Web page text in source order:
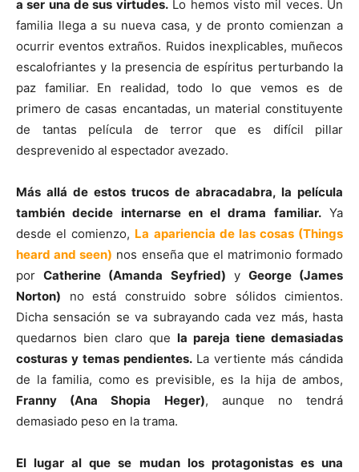
a ser una de sus virtudes.Lo hemos visto mil veces. Un
familia llega a su nueva casa, y de pronto comienzan a
ocurrir eventos extraños. Ruidos inexplicables, muñecos
escalofriantes y la presencia de espíritus perturbando la
paz familiar. En realidad, todo lo que vemos es de
primero de casas encantadas, un material constituyente
de tantas película de terror que es difícil pillar
desprevenido al espectador avezado.
Más allá de estos trucos de abracadabra, la película
también decide internarse en el drama familiar.Ya
desde el comienzo, La apariencia de las cosas (Things
heard and seen) nos enseña que el matrimonio formado
porCatherine (Amanda Seyfried) y George (James
Norton) no está construido sobre sólidos cimientos.
Dicha sensación se va subrayando cada vez más, hasta
quedarnos bien claro que la pareja tiene demasiadas
costuras y temas pendientes.La vertiente más cándida
de la familia, como es previsible, es la hija de ambos,
Franny (Ana Shopia Heger), aunque no tendrá
demasiado peso en la trama.
El lugar al que se mudan los protagonistas es una